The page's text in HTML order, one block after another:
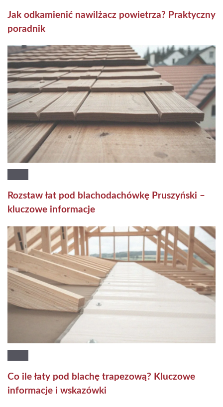
Jak odkamienić nawilżacz powietrza? Praktyczny
poradnik
Rozstaw łat pod blachodachówkę Pruszyński –
kluczowe informacje
Co ile łaty pod blachę trapezową? Kluczowe
informacje i wskazówki